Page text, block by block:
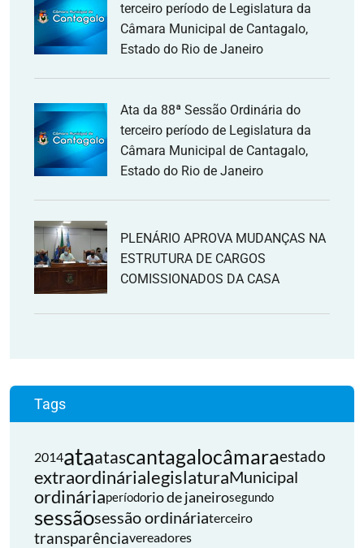
terceiro período de Legislatura da
Câmara Municipal de Cantagalo,
Estado do Rio de Janeiro
Ata da 88ª Sessão Ordinária do
terceiro período de Legislatura da
Câmara Municipal de Cantagalo,
Estado do Rio de Janeiro
PLENÁRIO APROVA MUDANÇAS NA
ESTRUTURA DE CARGOS
COMISSIONADOS DA CASA
Tags
2014ataatascantagalocâmaraestado
extraordinárialegislaturaMunicipal
ordináriaperíodorio de janeirosegundo
sessãosessão ordináriaterceiro
transparênciavereadores